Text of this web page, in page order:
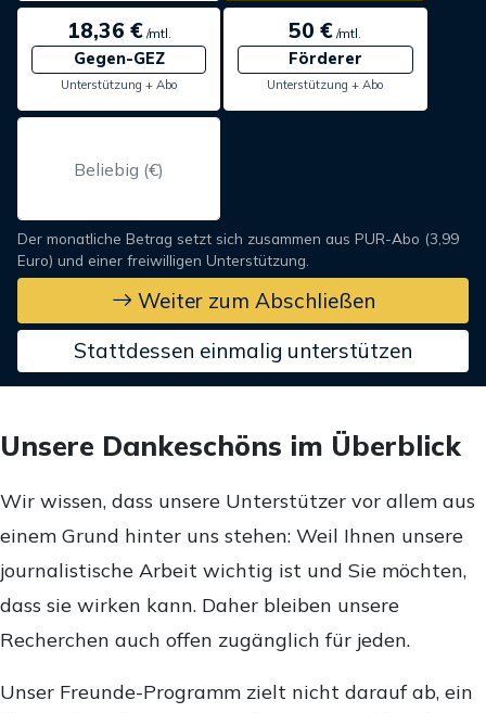
18,36 €/mtl.
Gegen-GEZ
Unterstützung + Abo
50 € /mtl.
Förderer
Unterstützung + Abo
Der monatliche Betrag setzt sich zusammen aus PUR-Abo (3,99
Euro) und einer freiwilligen Unterstützung.
Weiter zum Abschließen
Stattdessen einmalig unterstützen
Unsere Dankeschöns im Überblick
Wir wissen, dass unsere Unterstützer vor allem aus
einem Grund hinter uns stehen: Weil Ihnen unsere
journalistische Arbeit wichtig ist und Sie möchten,
dass sie wirken kann. Daher bleiben unsere
Recherchen auch offen zugänglich für jeden.
Unser Freunde-Programm zielt nicht darauf ab, ein